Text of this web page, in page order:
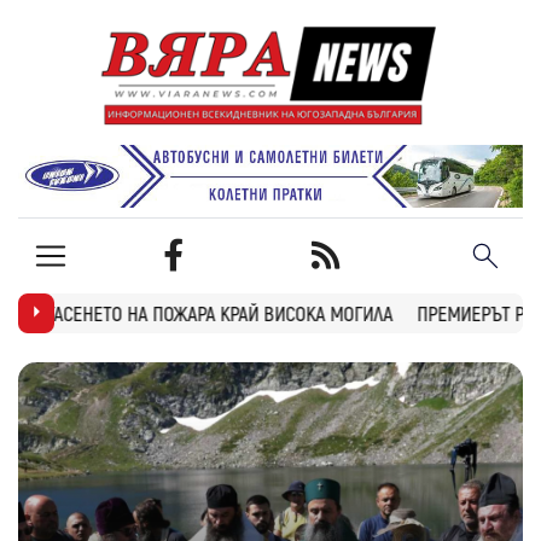
КРАЙ ВИСОКА МОГИЛА ПРЕМИЕРЪТ РАДЕВ: ДРОН НАХЛУ В